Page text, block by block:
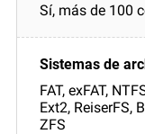
Sí, más de 100
FAT, exFAT,
Ext2, ReiserFS,
ZFS